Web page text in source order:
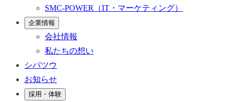
SMC-POWER
（IT・マーケティング）
企業情報
会社情報
私たちの想い
シパツウ
お知らせ
採用・体験